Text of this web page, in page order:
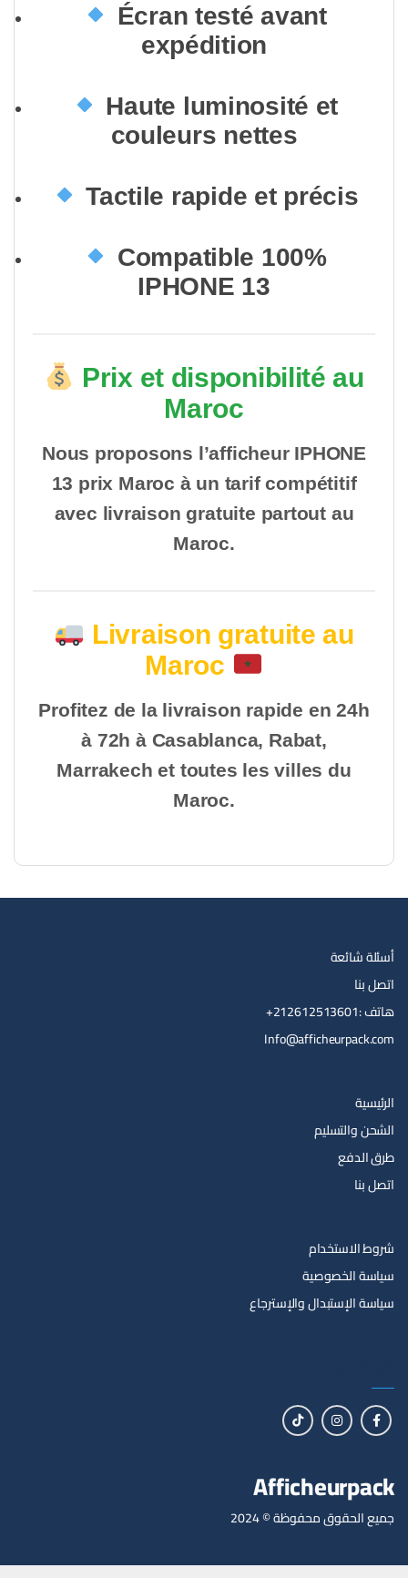
Écran testé avant
expédition
Haute luminosité et
couleurs nettes
Tactile rapide et précis
Compatible 100%
IPHONE 13
Prix et disponibilité au
Maroc
Nous proposons l’afficheur IPHONE
13 prix Maroc à un tarif compétitif
avec livraison gratuite partout au
Maroc.
Livraison gratuite au
Maroc
Profitez de la livraison rapide en 24h
à 72h à Casablanca, Rabat,
Marrakech et toutes les villes du
Maroc.
أسئلة شائعة
اتصل بنا
هاتف :212612513601+
Info@afficheurpack.com
الرئيسية
الشحن والتسليم
طرق الدفع
اتصل بنا
شروط الاستخدام
سياسة الخصوصية
سياسة الإستبدال والإسترجاع
Afficheurpack
جميع الحقوق محفوظة © 2024